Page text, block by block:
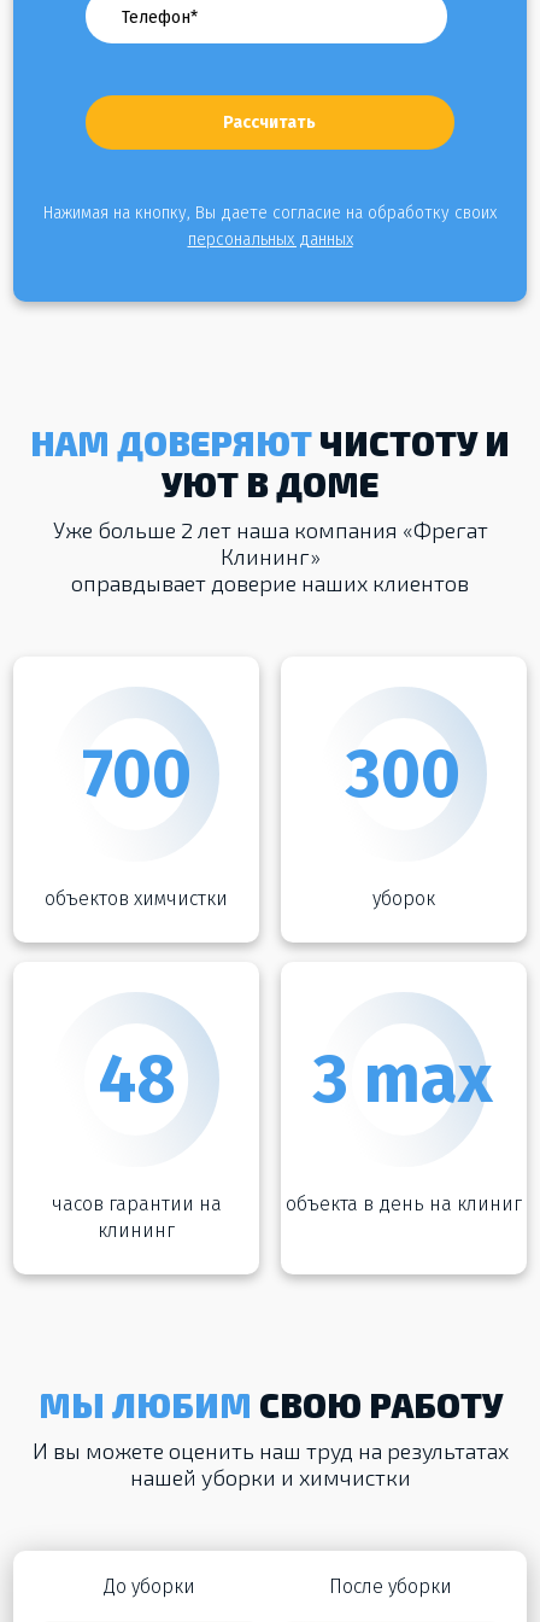
Нажимая на кнопку, Вы даете согласие на обработку своих
персональных данных
НАМ ДОВЕРЯЮТ ЧИСТОТУ И
УЮТ В ДОМЕ
Уже больше 2 лет наша компания «Фрегат
Клининг»
оправдывает доверие наших клиентов
700
объектов химчистки
300
уборок
48
часов гарантии на
клининг
3 max
объекта в день на клиниг
МЫ ЛЮБИМ СВОЮ РАБОТУ
И вы можете оценить наш труд на результатах
нашей уборки и химчистки
До уборки После уборки